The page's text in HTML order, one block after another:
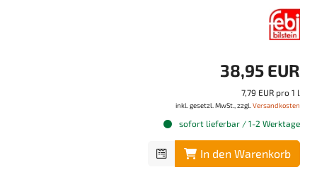
38,95 EUR
7,79 EUR pro 1 l
inkl. gesetzl. MwSt., zzgl. Versandkosten
sofort lieferbar / 1-2 Werktage
In den Warenkorb